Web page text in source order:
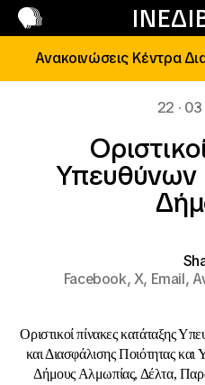
Ανακοινώσεις Κέντρα
22 ·
Facebook,X, Email,
Οριστικοί πίνακες κατάταξης
και Διασφάλισης Ποιότητας
Δήμους Αλμωπίας, Δέλτα,